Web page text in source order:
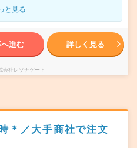
と見る
進む 詳しく見る
会社レゾナゲート
＊／大手商社で注文